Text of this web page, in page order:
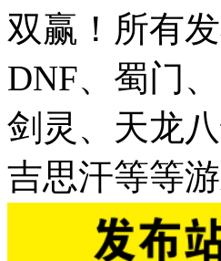
双赢！所有
DNF、蜀门
剑灵、天龙
吉思汗等等